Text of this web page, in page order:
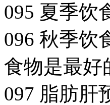
095 夏季饮
096 秋季饮
食物是最好
097 脂肪肝